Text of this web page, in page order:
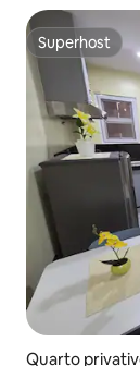
Superhost
Superhost
Quarto